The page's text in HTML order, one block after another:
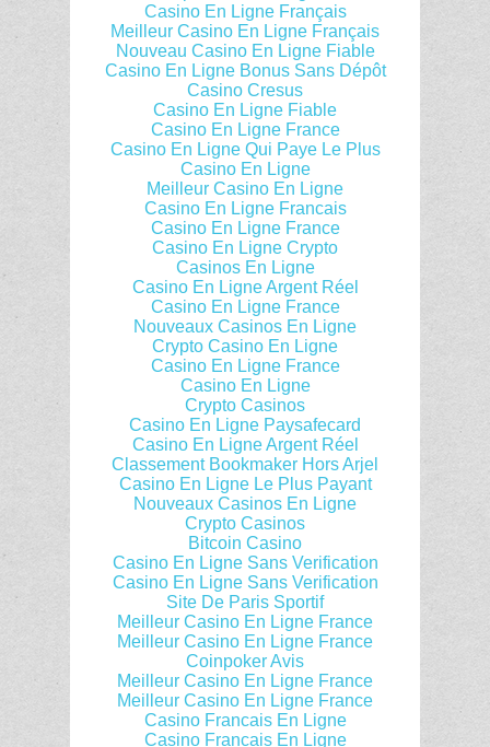
Casino En Ligne Français
Meilleur Casino En Ligne Français
Nouveau Casino En Ligne Fiable
Casino En Ligne Bonus Sans Dépôt
Casino Cresus
Casino En Ligne Fiable
Casino En Ligne France
Casino En Ligne Qui Paye Le Plus
Casino En Ligne
Meilleur Casino En Ligne
Casino En Ligne Francais
Casino En Ligne France
Casino En Ligne Crypto
Casinos En Ligne
Casino En Ligne Argent Réel
Casino En Ligne France
Nouveaux Casinos En Ligne
Crypto Casino En Ligne
Casino En Ligne France
Casino En Ligne
Crypto Casinos
Casino En Ligne Paysafecard
Casino En Ligne Argent Réel
Classement Bookmaker Hors Arjel
Casino En Ligne Le Plus Payant
Nouveaux Casinos En Ligne
Crypto Casinos
Bitcoin Casino
Casino En Ligne Sans Verification
Casino En Ligne Sans Verification
Site De Paris Sportif
Meilleur Casino En Ligne France
Meilleur Casino En Ligne France
Coinpoker Avis
Meilleur Casino En Ligne France
Meilleur Casino En Ligne France
Casino Francais En Ligne
Casino Francais En Ligne